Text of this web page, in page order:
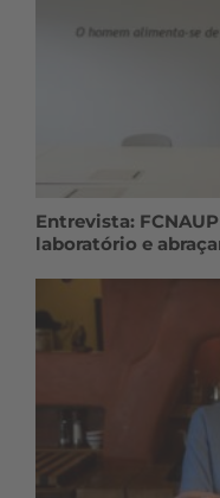
Entrevista:
laboratório e